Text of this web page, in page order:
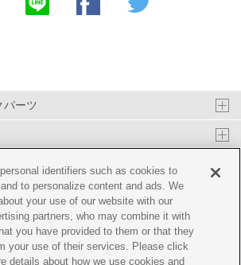
パーツ
イメント
identifiers such as cookies to
to personalize content and ads. We
your use of our website with our
partners, who may combine it with
you have provided to them or that they
your use of their services. Please click
details about how we use cookies and